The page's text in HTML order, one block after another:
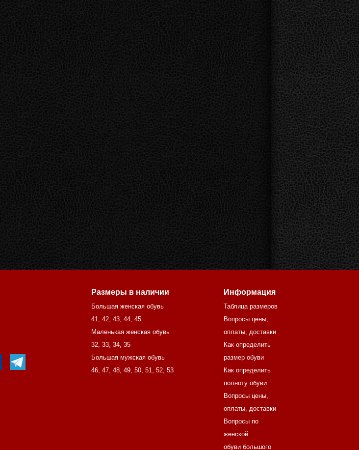
Размеры в наличии
Большая женская обувь
41, 42, 43, 44, 45
Маленькая женская обувь
32, 33, 34, 35
Большая мужская обувь
46, 47, 48, 49, 50, 51, 52, 53
Информация
Таблица размеров
Вопросы цены,
оплаты, доставки
Как определить
размер обуви
Как определить
полноту обуви
Вопросы цены,
оплаты, доставки
Вопросы по
женской
обуви большого